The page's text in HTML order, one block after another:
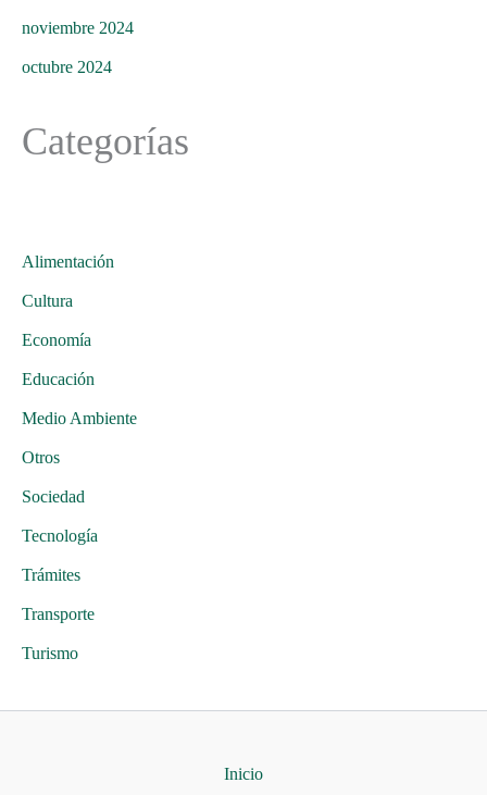
noviembre 2024
octubre 2024
Categorías
Alimentación
Cultura
Economía
Educación
Medio Ambiente
Otros
Sociedad
Tecnología
Trámites
Transporte
Turismo
Inicio